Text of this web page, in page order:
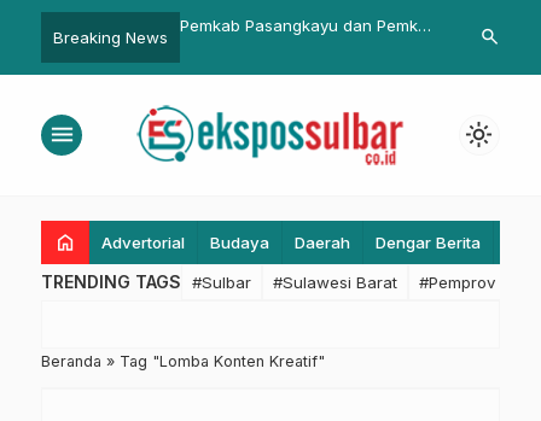
Breaking News
“Big Data” Aset
Pemkab Pasangkayu dan Pemkab
Ada Warga
search
menu light_mode
home Advertorial Budaya Daerah Dengar Berita
TRENDING TAGS #Sulbar #Sulawesi Barat #Pemprov
Beranda » Tag "Lomba Konten Kreatif"